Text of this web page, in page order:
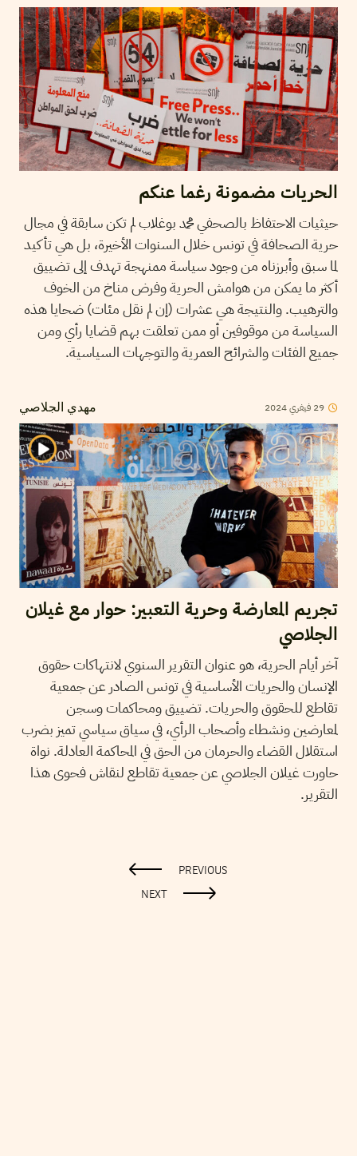
الحريات مضمونة رغما عنكم
حيثيات الاحتفاظ بالصحفي محمد بوغلاب لم تكن سابقة في مجال
حرية الصحافة في تونس خلال السنوات الأخيرة، بل هي تأكيد
لما سبق وأبرزناه من وجود سياسة ممنهجة تهدف إلى تضييق
أكثر ما يمكن من هوامش الحرية وفرض مناخ من الخوف
والترهيب. والنتيجة هي عشرات (إن لم نقل مئات) ضحايا هذه
السياسة من موقوفين أو ممن تعلقت بهم قضايا رأي ومن
جميع الفئات والشرائح العمرية والتوجهات السياسية.
مهدي الجلاصي 29 فيفري2024
تجريم المعارضة وحرية التعبير: حوار مع غيلان
الجلاصي
آخر أيام الحرية، هو عنوان التقرير السنوي لانتهاكات حقوق
الإنسان والحريات الأساسية في تونس الصادر عن جمعية
تقاطع للحقوق والحريات. تضييق ومحاكمات وسجن
لمعارضين ونشطاء وأصحاب الرأي، في سياق سياسي تميز بضرب
استقلال القضاء والحرمان من الحق في المحاكمة العادلة. نواة
حاورت غيلان الجلاصي عن جمعية تقاطع لنقاش فحوى هذا
التقرير.
PREVIOUS
NEXT